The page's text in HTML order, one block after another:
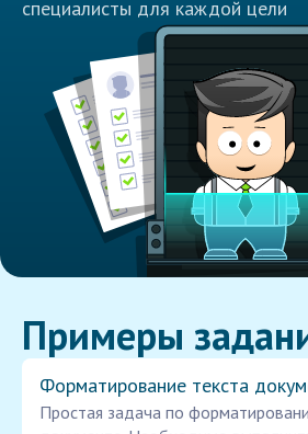
специалисты для каждой цели
Примеры
Форматирование текста
Простая задача по